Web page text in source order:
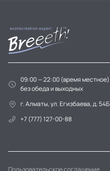
09:00 — 22:00 (время местное)
без обеда и выходных
г. Алматы, ул. Егизбаева, д. 54Б
+7 (777) 127-00-88
Пользовательское соглашение